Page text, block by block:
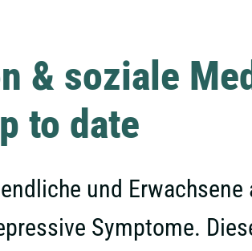
& soziale
to date
und
Symptome.